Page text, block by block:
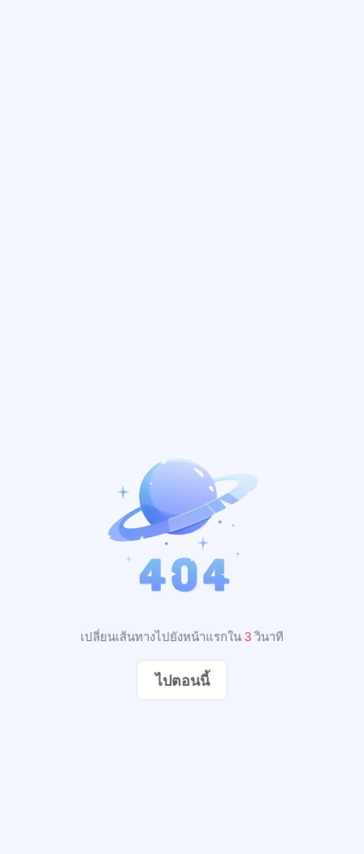
เปลี่ยนเส้นทางไปยังหน้าแรกใน 3 วินาที
ไปตอนนี้